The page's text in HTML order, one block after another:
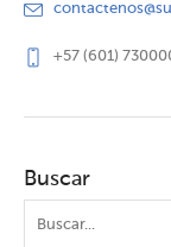
+57 (601)
Buscar